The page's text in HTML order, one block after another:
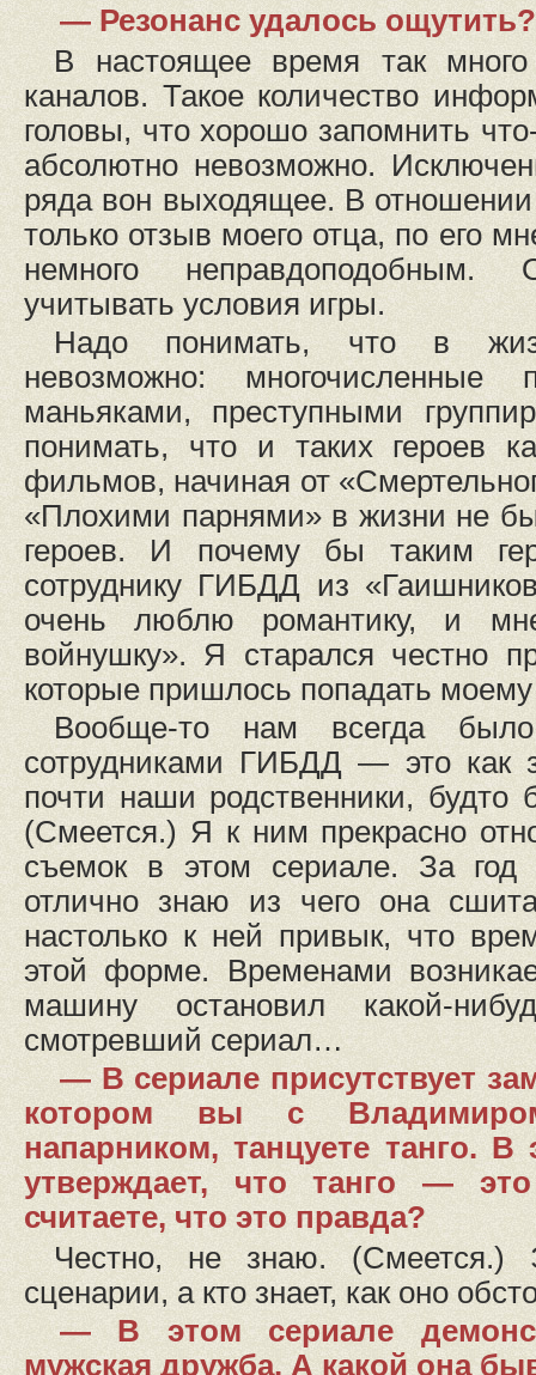
— Резонанс удалось ощутить?
В настоящее время так
каналов. Такое количество
головы, что хорошо запомнить
абсолютно невозможно.
ряда вон выходящее. В
только отзыв моего отца, по его
немного
учитывать условия игры.
Надо понимать, что в
невозможно:
маньяками, преступными
понимать, что и таких героев
фильмов, начиная от
«Плохими парнями» в жизни не
героев. И почему бы таким
сотруднику ГИБДД из
очень люблю романтику, и
войнушку». Я старался честно
которые пришлось попадать
Вообще-то нам всегда
сотрудниками ГИБДД — это как
почти наши родственники,
(Смеется.) Я к ним прекрасно
съемок в этом сериале. За
отлично знаю из чего она
настолько к ней привык, что
этой форме. Временами
машину остановил какой-
смотревший сериал…
— В сериале присутствует
котором вы с
напарником, танцуете танго.
утверждает, что танго —
считаете, что это правда?
Честно, не знаю.
сценарии, а кто знает, как оно
— В этом сериале
мужская дружба. А какой она